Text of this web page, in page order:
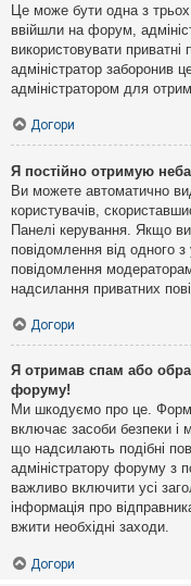
Це може бути одна з
ввійшли на форум,
використовувати
адміністратор заборонив
адміністратором для
Догори
Я постійно отримую
Ви можете автоматично
користувачів,
Панелі керування. Якщо ви
повідомлення від одного з
повідомлення
надсилання приватних
Догори
Я отримав спам або
форуму!
Ми шкодуємо про це.
включає засоби безпеки і
що надсилають подібні
адміністратору форуму з
важливо включити усі
інформація про
вжити необхідні заходи.
Догори